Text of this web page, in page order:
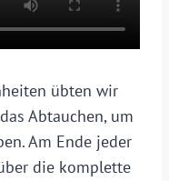
übten wir
Abtauchen, um
Am Ende jeder
die komplette